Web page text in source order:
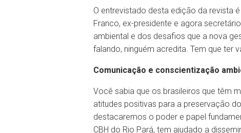
O entrevistado desta edição da revista
Franco, ex-presidente e agora
ambiental e dos desafios que a nova
falando, ninguém acredita. Tem que ter
Comunicação e conscientização
Você sabia que os brasileiros que têm
atitudes positivas para a preservação
destacaremos o poder e papel
CBH do Rio Pará, tem ajudado a